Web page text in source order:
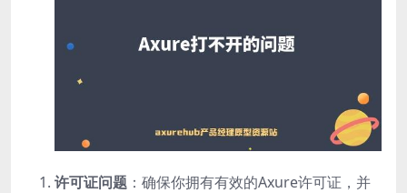
许可证问题 ：确保你拥有有效的Axure许可证，并